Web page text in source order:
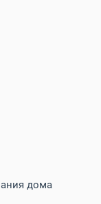
дома